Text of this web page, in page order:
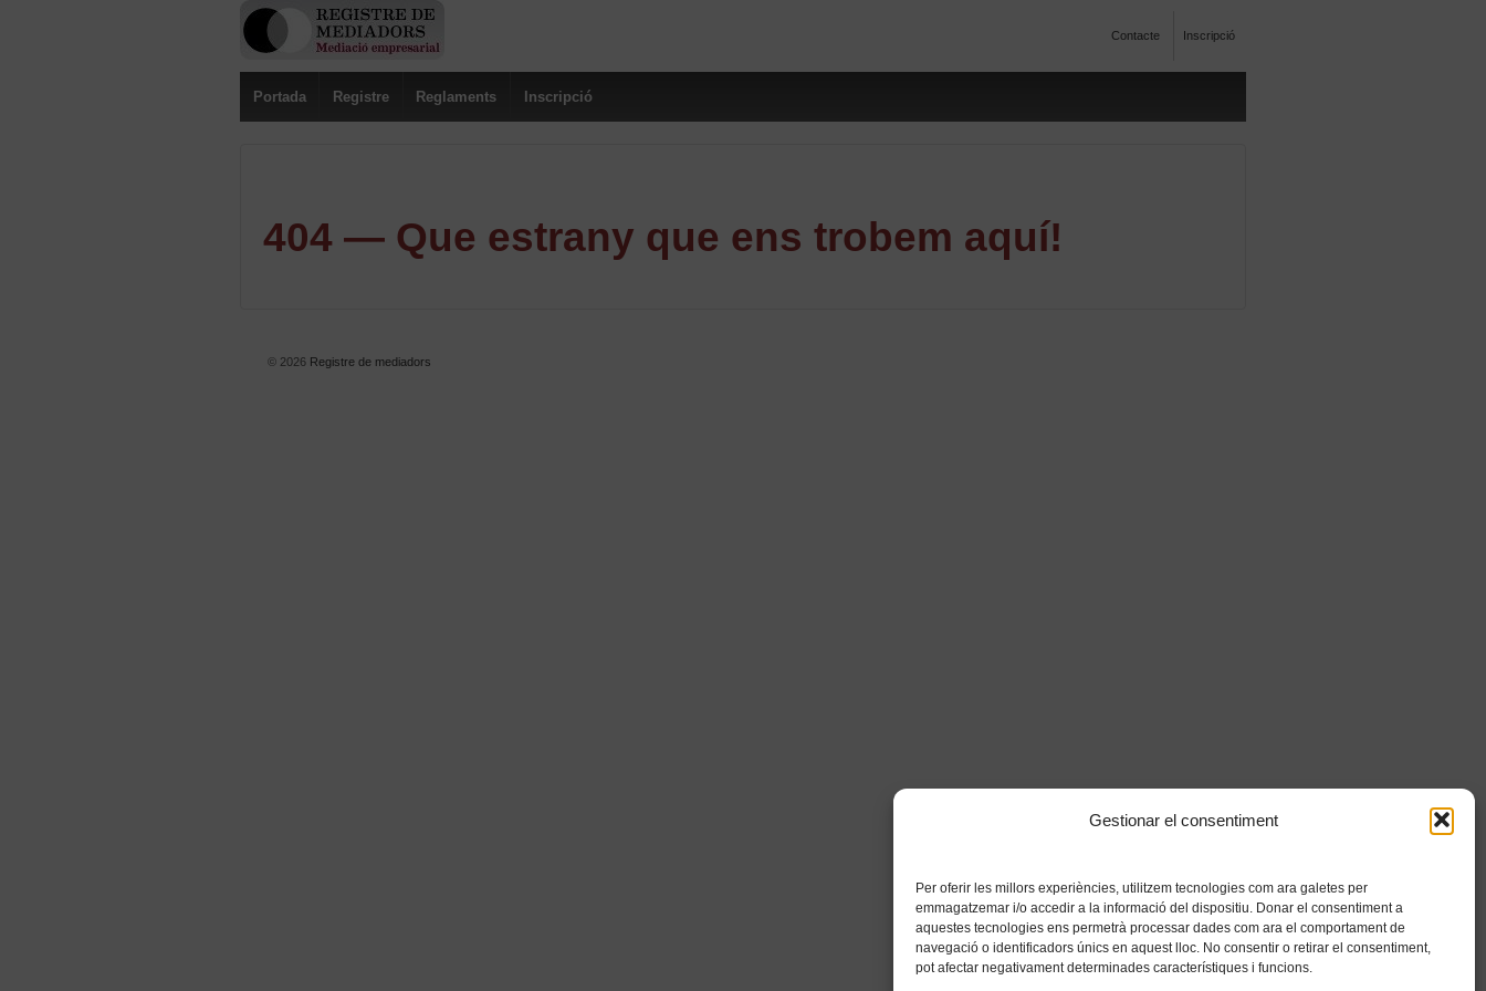
Gestionar el consentiment
Per oferir les millors experiències, utilitzem tecnologies com ara galetes per
emmagatzemar i/o accedir a la informació del dispositiu. Donar el consentiment a
aquestes tecnologies ens permetrà processar dades com ara el comportament de
navegació o identificadors únics en aquest lloc. No consentir o retirar el consentiment,
pot afectar negativament determinades característiques i funcions.
Contacte Inscripció
Portada Registre Reglaments Inscripció
404 — Que estrany que ens trobem aquí!
© 2026 Registre de mediadors